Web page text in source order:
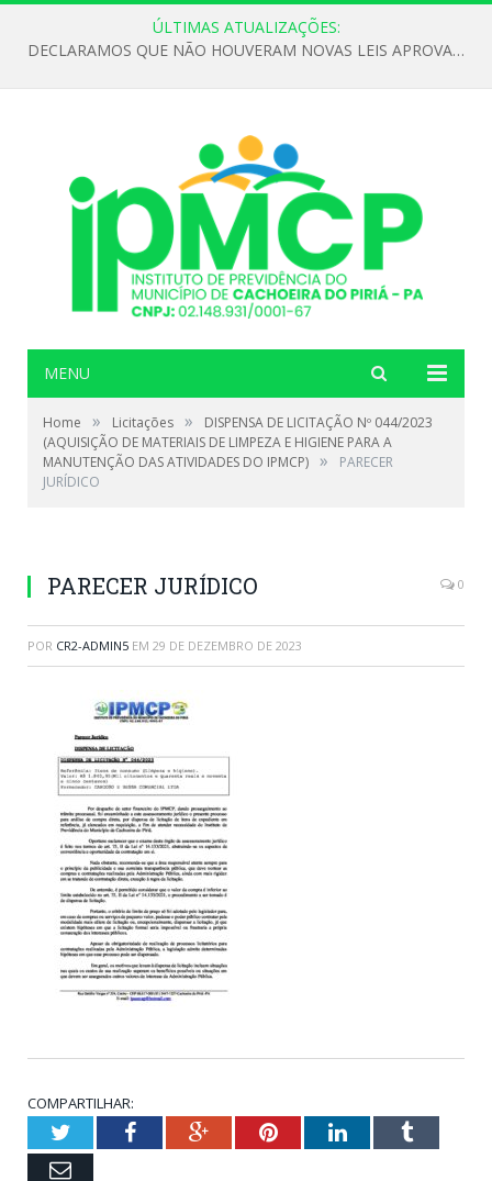
ÚLTIMAS ATUALIZAÇÕES:
DECLARAMOS QUE NÃO HOUVERAM NOVAS LEIS APROVADAS ATÉ O MOMENTO PARA O INSTITUTO DE PREVIDÊNCIA NO ANO DE 2026
MENU
Home » Licitações »
DISPENSA DE LICITAÇÃO Nº 044/2023
(AQUISIÇÃO DE MATERIAIS DE LIMPEZA E HIGIENE PARA A
MANUTENÇÃO DAS ATIVIDADES DO IPMCP) »
PARECER
JURÍDICO
PARECER JURÍDICO 0
POR CR2-ADMIN5 EM 29 DE DEZEMBRO DE 2023
COMPARTILHAR:
TwitterFacebookGoogle+PinterestLinkedInTumblr
Email